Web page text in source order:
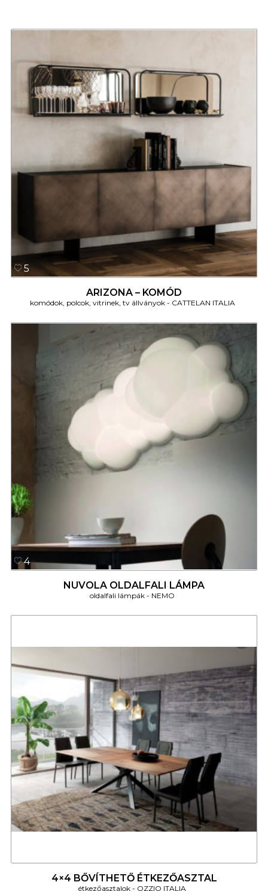
5
ARIZONA – KOMÓD
komódok, polcok, vitrinek, tv állványok CATTELAN ITALIA
4
NUVOLA OLDALFALI LÁMPA
oldalfali lámpák NEMO
4×4 BŐVÍTHETŐ ÉTKEZŐASZTAL
étkezőasztalok OZZIO ITALIA